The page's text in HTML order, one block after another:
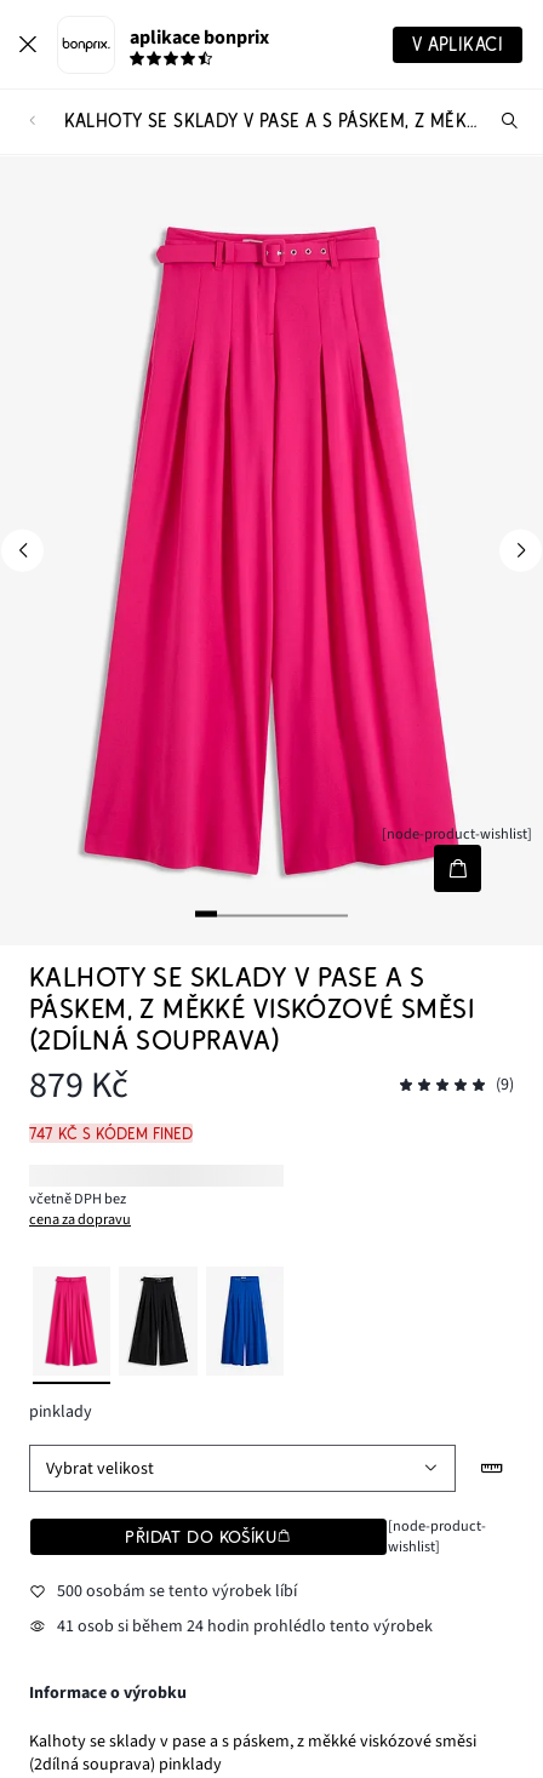
aplikace bonprix V APLIKACI
KALHOTY SE SKLADY V PASE A S PÁSKEM, Z MĚKKÉ VISKÓZOVÉ SMĚSI (2DÍLNÁ SOUPRAVA)
[node-product-wishlist]
KALHOTY SE SKLADY V PASE A S
PÁSKEM, Z MĚKKÉ VISKÓZOVÉ SMĚSI
(2DÍLNÁ SOUPRAVA)
879 Kč (9)
747 Kč s kódem FINED
včetně DPH bez
cena za dopravu
pinklady
Vybrat velikost
PŘIDAT DO KOŠÍKU
[node-product-
wishlist]
500 osobám se tento výrobek líbí
41 osob si během 24 hodin prohlédlo tento výrobek
Informace o výrobku
Kalhoty se sklady v pase a s páskem, z měkké viskózové směsi
(2dílná souprava) pinklady